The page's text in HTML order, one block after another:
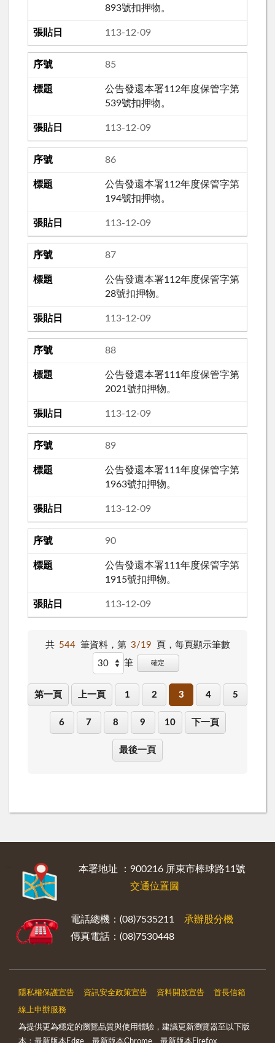
893號扣押物。
113-12-09
85
公告發還本署112年度保管字第
539號扣押物。
113-12-09
86
公告發還本署112年度保管字第
194號扣押物。
113-12-09
87
公告發還本署112年度保管字第
28號扣押物。
113-12-09
88
公告發還本署111年度保管字第
2021號扣押物。
113-12-09
89
公告發還本署111年度保管字第
1963號扣押物。
113-12-09
90
公告發還本署111年度保管字第
1915號扣押物。
113-12-09
共 544 筆資料，第 3/19 頁， 每頁顯示筆數
筆
確定
第一頁 上一頁 1 2 3 4 5
6 7 8 9 10 下一頁
最後一頁
本署地址 ：900216 屏東市棒球路11號
交通位置圖
電話總機：(08)7535211 承辦股分機
傳真電話：(08)7530448
隱私權保護宣告 資訊安全政策宣告 資料開放宣告 首長信箱
線上申辦服務
為提供更為穩定的瀏覽品質與使用體驗，建議更新瀏覽器至以下版